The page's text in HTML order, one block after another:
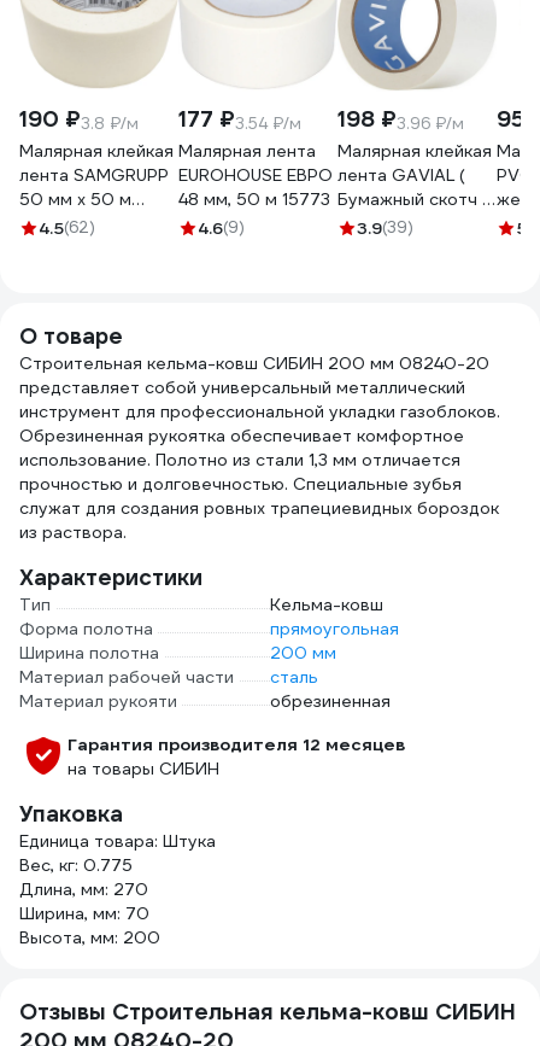
190 ₽3.8 ₽/м
Малярная клейкая
лента SAMGRUPP
50 мм х 50 м
SAMC-
4.5(62)
177 ₽3.54 ₽/м
Малярная лента
EUROHOUSE ЕВРО
48 мм, 50 м 15773
4.6(9)
198 ₽3.96 ₽/м
Малярная клейкая
лента GAVIAL (
Бумажный скотч /
КРЕПП )
3.9(39)
PVC
5
О товаре
Строительная кельма-ковш СИБИН 200 мм 08240-20
представляет собой универсальный металлический
инструмент для профессиональной укладки газоблоков.
Обрезиненная рукоятка обеспечивает комфортное
использование. Полотно из стали 1,3 мм отличается
прочностью и долговечностью. Специальные зубья
служат для создания ровных трапециевидных бороздок
из раствора.
Характеристики
Тип
Кельма-ковш
Форма полотна
прямоугольная
Ширина полотна
200 мм
Материал рабочей части
сталь
Материал рукояти
обрезиненная
Гарантия производителя 12 месяцев
на товары СИБИН
Упаковка
Единица товара: Штука
Вес, кг: 0.775
Длина, мм: 270
Ширина, мм: 70
Высота, мм: 200
Отзывы Строительная кельма-ковш СИБИН